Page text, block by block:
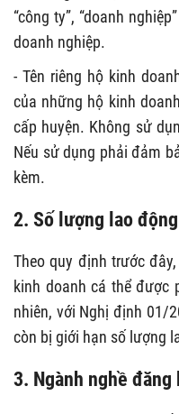
“công ty”, “doanh
doanh nghiệp.
- Tên riêng hộ kinh
của những hộ kinh
cấp huyện. Không sử
Nếu sử dụng phải đảm
kèm.
2. Số lượng lao
Theo quy định trước
kinh doanh cá thể được
nhiên, với Nghị định 01/
còn bị giới hạn số lượng
3. Ngành nghề